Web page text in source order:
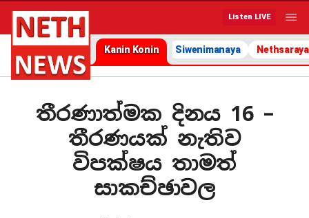
Listen LIVE
Kanin Konin Siwenimanaya Nethsaraya
තීරණාත්මක දිනය 16 –
තීරණයක් නැතිව
විපක්ෂය තාමත්
සාකච්ඡාවල